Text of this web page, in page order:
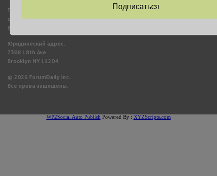
Перепечатка материалов допускается только с указанием активной
ссылки на страницу источника.
Внешние ссылки предоставлены для справки.
Юридический адрес:
7308 18th Ave
Brooklyn NY 11204
© 2026 ForumDaily inc.
Все права защищены.
WP2Social Auto Publish Powered By : XYZScripts.com
Подписаться